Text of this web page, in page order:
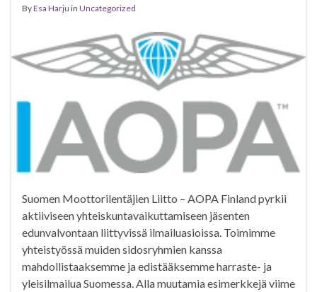
ByEsa Harju in Uncategorized
Suomen Moottorilentäjien Liitto – AOPA Finland pyrkii
aktiiviseen yhteiskuntavaikuttamiseen jäsenten
edunvalvontaan liittyvissä ilmailuasioissa. Toimimme
yhteistyössä muiden sidosryhmien kanssa
mahdollistaaksemme ja edistääksemme harraste- ja
yleisilmailua Suomessa. Alla muutamia esimerkkejä viime